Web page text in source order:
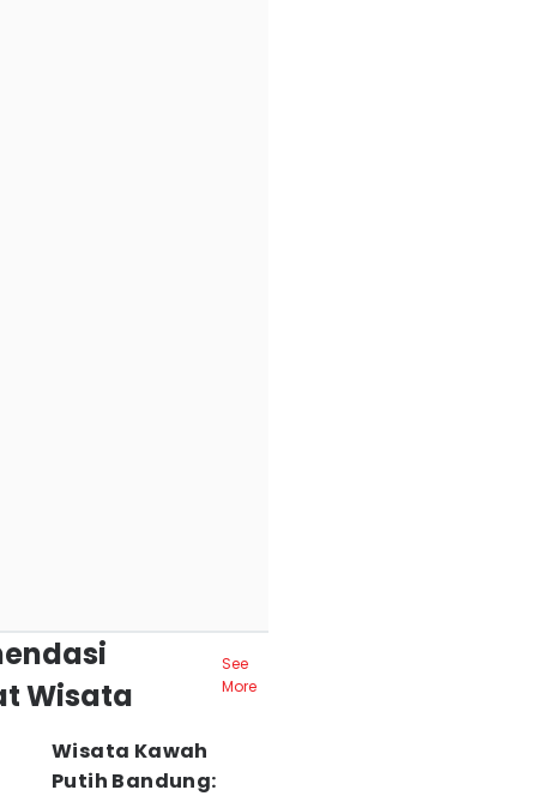
Wisata
See
More
Wisata Kawah
Putih Bandung: